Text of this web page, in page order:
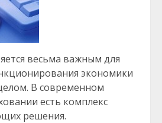
весьма важным для
экономики
В современном
есть комплекс
решения.